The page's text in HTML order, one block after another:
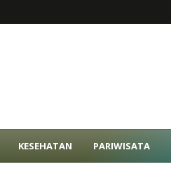
KESEHATAN PARIWISATA